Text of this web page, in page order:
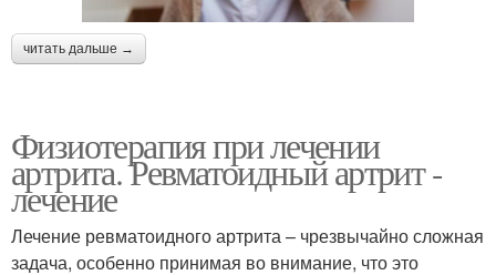
читать дальше →
Физиотерапия при лечении
артрита. Ревматоидный артрит -
лечение
Лечение ревматоидного артрита – чрезвычайно сложная
задача, особенно принимая во внимание, что это